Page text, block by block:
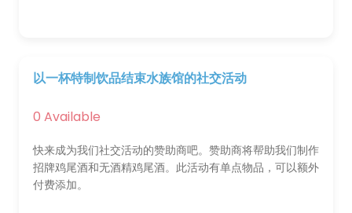
以一杯特制饮品结束水族馆的社交活动
0 Available
快来成为我们社交活动的赞助商吧。赞助商将帮助我们制作
招牌鸡尾酒和无酒精鸡尾酒。此活动有单点物品，可以额外
付费添加。